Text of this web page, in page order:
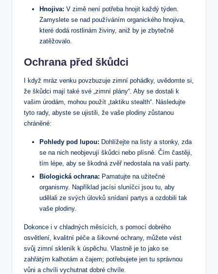
Hnojiva: V zimě není potřeba hnojit každý týden.
Zamyslete se nad používáním organického hnojiva,
které dodá rostlinám živiny, aniž by je zbytečně
zatěžovalo.
Ochrana před škůdci
I když mráz venku povzbuzuje zimní pohádky, uvědomte si,
že škůdci mají také své „zimní plány“. Aby se dostali k
vašim úrodám, mohou použít „taktiku stealth“. Následujte
tyto rady, abyste se ujistili, že vaše plodiny zůstanou
chráněné:
Pohledy pod lupou: Dohlížejte na listy a stonky, zda
se na nich neobjevují škůdci nebo plísně. Čím častěji,
tím lépe, aby se škodná zvěř nedostala na vaši party.
Biologická ochrana: Pamatujte na užitečné
organismy. Například jacísi sluníčci jsou tu, aby
udělali ze svých úlovků snídaní partys a ozdobili tak
vaše plodiny.
Dokonce i v chladných měsících, s pomocí dobrého
osvětlení, kvalitní péče a šikovné ochrany, můžete vést
svůj zimní skleník k úspěchu. Vlastně je to jako se
zahřátým kalhotám a čajem; potřebujete jen tu správnou
vůni a chvíli vychutnat dobré chvíle.